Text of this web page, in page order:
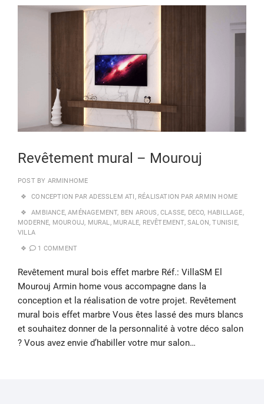
Revêtement mural – Mourouj
POST BY ARMINHOME
CONCEPTION PAR ADESSLEM ATI , RÉALISATION PAR ARMIN HOME
AMBIANCE,AMÉNAGEMENT, BEN AROUS,CLASSE, DECO, HABILLAGE,
MODERNE, MOUROUJ, MURAL, MURALE, REVÊTEMENT,SALON,TUNISIE,
VILLA
1 COMMENT
Revêtement mural bois effet marbre Réf.: VillaSM El
Mourouj Armin home vous accompagne dans la
conception et la réalisation de votre projet. Revêtement
mural bois effet marbre Vous êtes lassé des murs blancs
et souhaitez donner de la personnalité à votre déco salon
? Vous avez envie d’habiller votre mur salon…